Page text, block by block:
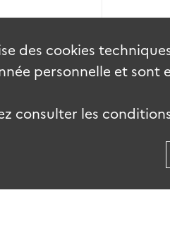
des cookies
personnelle et
consulter les